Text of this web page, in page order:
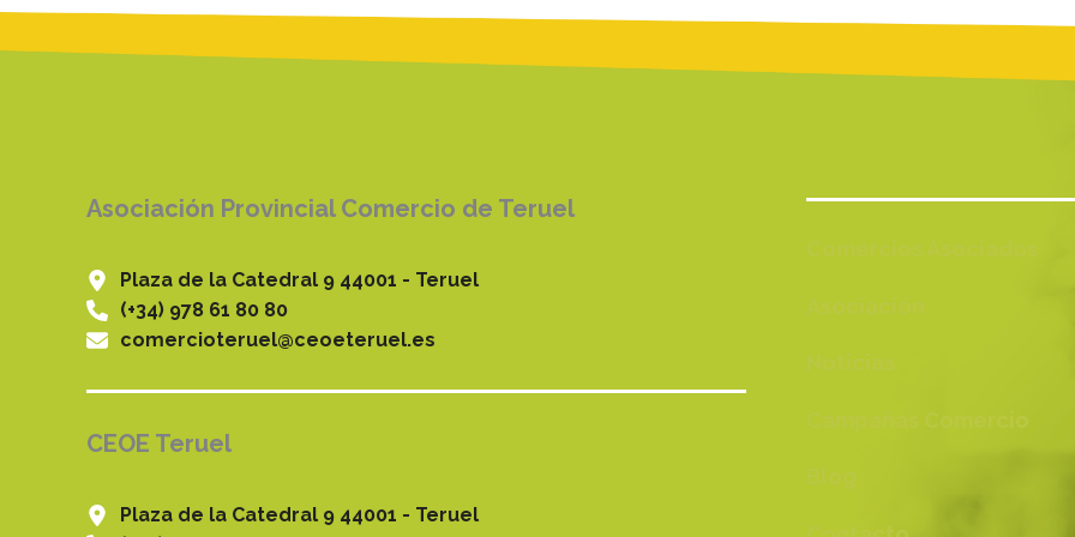
Asociación Provincial Comercio de Teruel
Plaza de la Catedral 9 44001 - Teruel
(+34) 978 61 80 80
comercioteruel@ceoeteruel.es
CEOE Teruel
Plaza de la Catedral 9 44001 - Teruel